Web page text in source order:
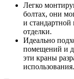
Легко
болтах, они
и стандартной
отделки.
Идеально
помещений и
эти краны
использования.